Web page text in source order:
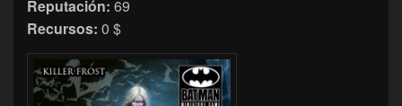
Reputación: 69
Recursos: 0 $